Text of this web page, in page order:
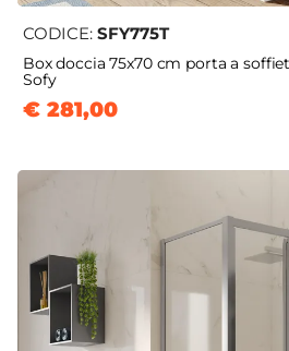
CODICE: SFY775T
Box doccia 75x70 cm porta a
Sofy
€ 281,00